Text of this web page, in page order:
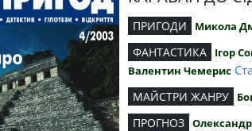
ПРИГОДИ Микола
ФАНТАСТИКА Ігор
Валентин Чемерис
МАЙСТРИ ЖАНРУ
ПРОГНОЗ